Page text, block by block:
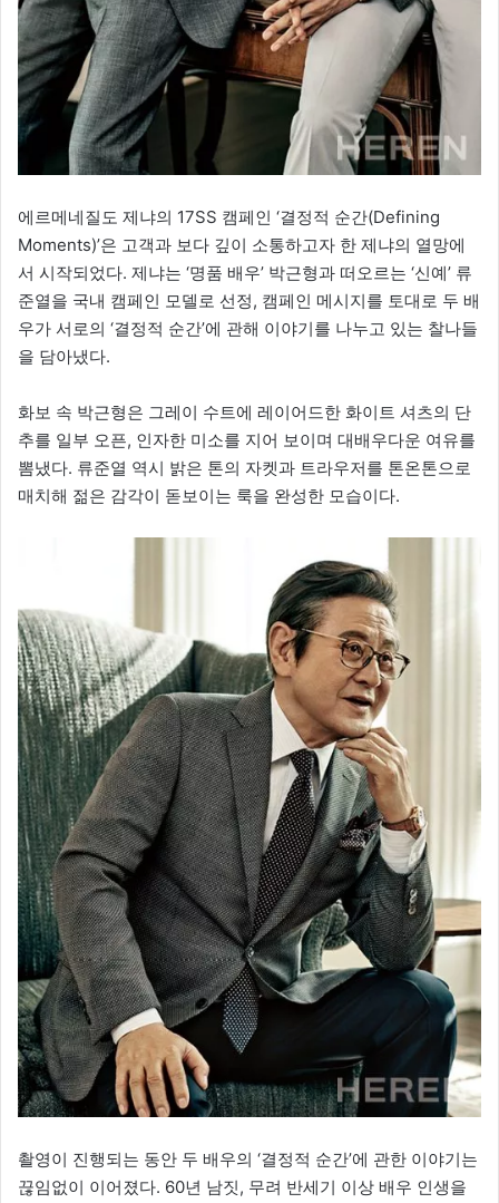
에르메네질도 제냐의 17SS 캠페인 ‘결정적 순간(Defining
Moments)’은 고객과 보다 깊이 소통하고자 한 제냐의 열망에
서 시작되었다. 제냐는 ‘명품 배우’ 박근형과 떠오르는 ‘신예’ 류
준열을 국내 캠페인 모델로 선정, 캠페인 메시지를 토대로 두 배
우가 서로의 ‘결정적 순간’에 관해 이야기를 나누고 있는 찰나들
을 담아냈다.
화보 속 박근형은 그레이 수트에 레이어드한 화이트 셔츠의 단
추를 일부 오픈, 인자한 미소를 지어 보이며 대배우다운 여유를
뽐냈다. 류준열 역시 밝은 톤의 자켓과 트라우저를 톤온톤으로
매치해 젊은 감각이 돋보이는 룩을 완성한 모습이다.
촬영이 진행되는 동안 두 배우의 ‘결정적 순간’에 관한 이야기는
끊임없이 이어졌다. 60년 남짓, 무려 반세기 이상 배우 인생을